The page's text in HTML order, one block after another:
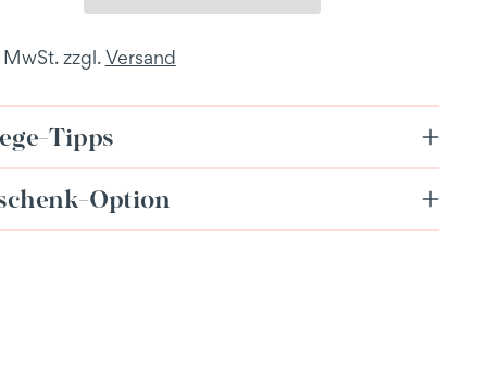
MwSt. zzgl.Versand
Tipps
Option